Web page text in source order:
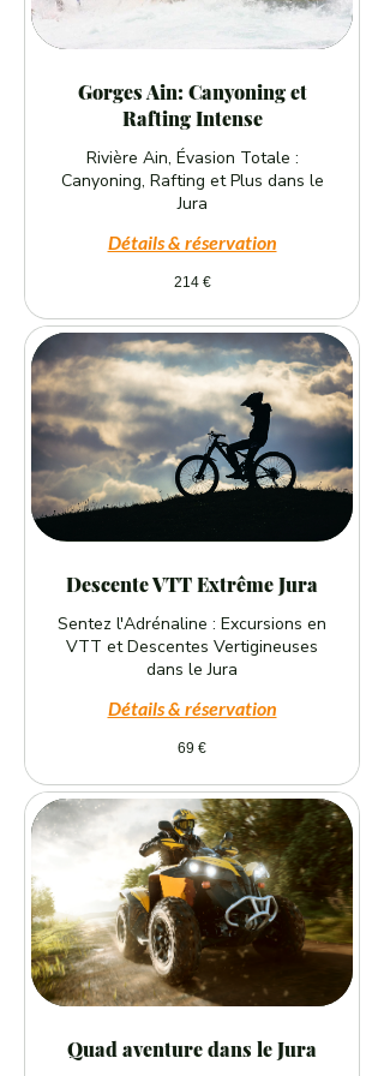
Gorges Ain: Canyoning et
Rafting Intense
Rivière Ain, Évasion Totale :
Canyoning, Rafting et Plus dans le
Jura
Détails & réservation
214 €
Descente VTT Extrême Jura
Sentez l'Adrénaline : Excursions en
VTT et Descentes Vertigineuses
dans le Jura
Détails & réservation
69 €
Quad aventure dans le Jura